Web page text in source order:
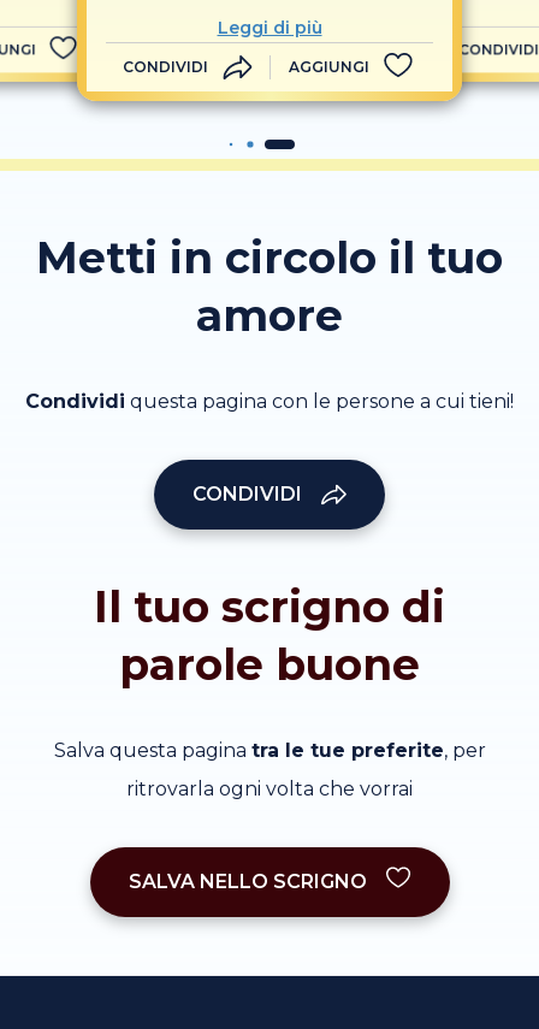
Leggi di più
CONDIVIDI AGGIUNGI
CONDIVIDI
Metti in circolo il tuo
amore
Condividi questa pagina con le persone a cui tieni!
CONDIVIDI
Il tuo scrigno di
parole buone
Salva questa pagina tra le tue preferite, per
ritrovarla ogni volta che vorrai
SALVA NELLO SCRIGNO